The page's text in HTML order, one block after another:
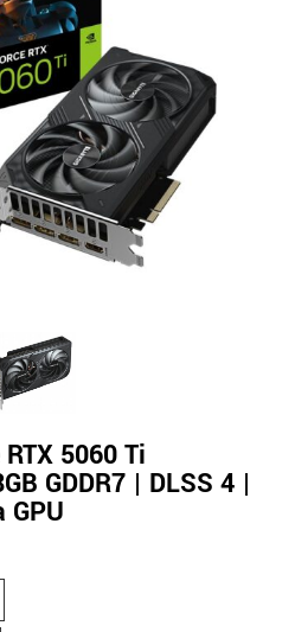
RTX 5060 Ti
GDDR7 | DLSS 4 |